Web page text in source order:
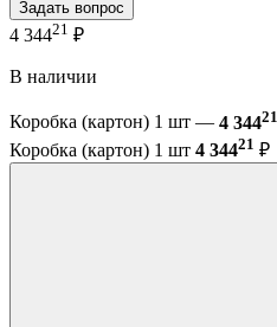
Задать вопрос
4 34421 ₽
В наличии
Коробка (картон) 1 шт — 4 34421
Коробка (картон) 1 шт 4 34421 ₽